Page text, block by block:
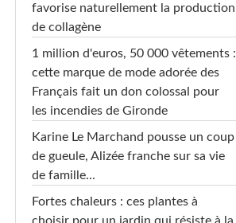
favorise naturellement la production
de collagène
1 million d'euros, 50 000 vêtements :
cette marque de mode adorée des
Français fait un don colossal pour
les incendies de Gironde
Karine Le Marchand pousse un coup
de gueule, Alizée franche sur sa vie
de famille...
Fortes chaleurs : ces plantes à
choisir pour un jardin qui résiste à la